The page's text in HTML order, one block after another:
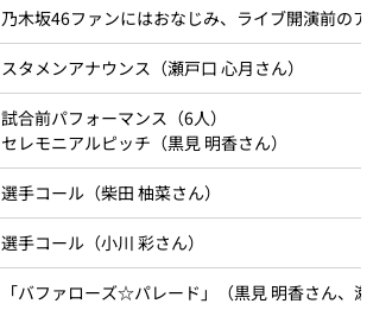
乃木坂46ファンにはおなじみ、ライブ開演前の
スタメンアナウンス（瀬戸口 心月さん）
試合前パフォーマンス（6人）
セレモニアルピッチ（黒見 明香さん）
選手コール（柴田 柚菜さん）
選手コール（小川 彩さん）
「バファローズ☆パレード」（黒見 明香さん、